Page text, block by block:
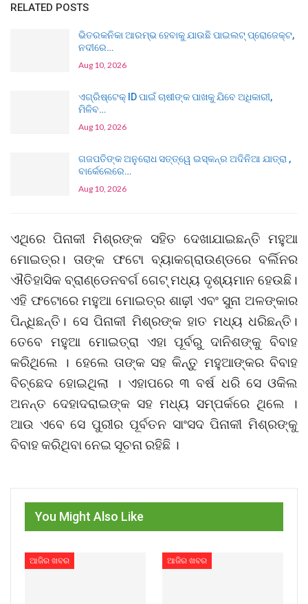
RELATED POSTS
ଭିତରକନିକା ଆରମ୍ଭ ହେବାକୁ ଯାଉଛି ପାଇଲଟ୍ ପ୍ରୋଜେକ୍ଟ,
ନଦୀରେ…
Aug 10, 2026
ଏଗ୍ରିଷ୍ଟେକ୍ ID ପାଇଁ ଚାଷୀଙ୍କ ପାଖକୁ ଯିବେ ଅଧିକାରୀ,
ମିଳିବ…
Aug 10, 2026
ଗଜପତିଙ୍କ ଅନୁରୋଧ ସତ୍ତ୍ୱେ ଇସ୍କନ୍‌ର ଅଦିନିଆ ଯାତ୍ରା ,
ବାର୍କେଲେରେ…
Aug 10, 2026
ଏଥିରେ ପିନାକୀ ମିଶ୍ରଙ୍କ ସହିତ ଦେଖାଯାଇଛନ୍ତି ମହୁଆ
ମୋଇତ୍ର। ତାଙ୍କ ଫଟୋ ବ୍ୟାକଗ୍ରାଉଣ୍ଡରେ ବର୍ଲିନର
ଐତିହାସିକ ବ୍ରାଣ୍ଡେନବର୍ଗ ଗେଟ୍ ମଧ୍ୟ ଦୃଶ୍ୟମାନ ହେଉଛି।
ଏହି ଫଟୋରେ ମହୁଆ ମୋଇତ୍ର ଶାଢ଼ୀ ଏବଂ ସୁନା ଅଳଙ୍କାର
ପିନ୍ଧିଛନ୍ତି। ସେ ପିନାକୀ ମିଶ୍ରଙ୍କ ହାତ ମଧ୍ୟ ଧରିଛନ୍ତି।
ତେବେ ମହୁଆ ମୋଇତ୍ରା ଏହା ପୂର୍ବରୁ ଦାନିଶଙ୍କୁ ବିବାହ
କରିଥିଲେ । ହେଲେ ତାଙ୍କ ସହ କିନ୍ତୁ ମହୁଆଙ୍କର ବିବାହ
ବିଚ୍ଛେଦ ହୋଇଥିଲା । ଏହାପରେ ୩ ବର୍ଷ ଧରି ସେ ଓକିଲ
ଅନନ୍ତ ଦେହାଦରାଇଙ୍କ ସହ ମଧ୍ୟ ସମ୍ପର୍କରେ ଥିଲେ ।
ଆଉ ଏବେ ସେ ପୁରୀର ପୂର୍ବତନ ସାଂସଦ ପିନାକୀ ମିଶ୍ରଙ୍କୁ
ବିବାହ କରିଥିବା ନେଇ ସୂଚନା ରହିଛି ।
You Might Also Like
ଆଜିର ଖବର ଆଜିର ଖବର